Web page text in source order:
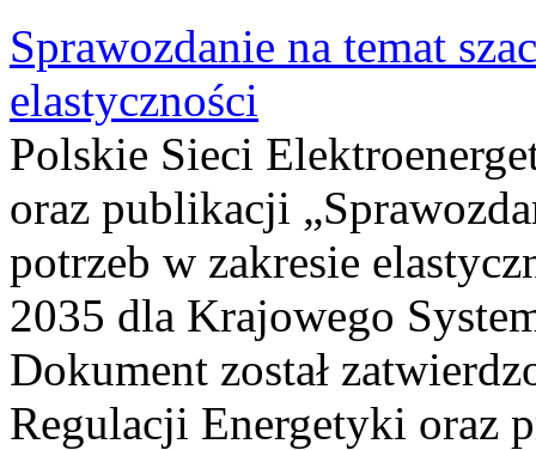
Sprawozdanie na temat
elastyczności
Polskie Sieci
oraz publikacji
potrzeb w zakresie
2035 dla Krajowego
Dokument został
Regulacji Energetyki oraz